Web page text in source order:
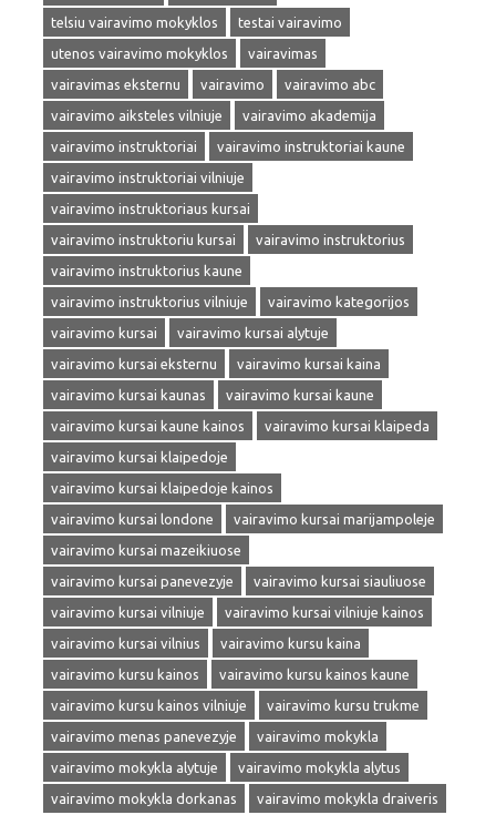
telsiu vairavimo mokyklos
testai vairavimo
utenos vairavimo mokyklos
vairavimas
vairavimas eksternu
vairavimo
vairavimo abc
vairavimo aiksteles vilniuje
vairavimo akademija
vairavimo instruktoriai
vairavimo instruktoriai kaune
vairavimo instruktoriai vilniuje
vairavimo instruktoriaus kursai
vairavimo instruktoriu kursai
vairavimo instruktorius
vairavimo instruktorius kaune
vairavimo instruktorius vilniuje
vairavimo kategorijos
vairavimo kursai
vairavimo kursai alytuje
vairavimo kursai eksternu
vairavimo kursai kaina
vairavimo kursai kaunas
vairavimo kursai kaune
vairavimo kursai kaune kainos
vairavimo kursai klaipeda
vairavimo kursai klaipedoje
vairavimo kursai klaipedoje kainos
vairavimo kursai londone
vairavimo kursai marijampoleje
vairavimo kursai mazeikiuose
vairavimo kursai panevezyje
vairavimo kursai siauliuose
vairavimo kursai vilniuje
vairavimo kursai vilniuje kainos
vairavimo kursai vilnius
vairavimo kursu kaina
vairavimo kursu kainos
vairavimo kursu kainos kaune
vairavimo kursu kainos vilniuje
vairavimo kursu trukme
vairavimo menas panevezyje
vairavimo mokykla
vairavimo mokykla alytuje
vairavimo mokykla alytus
vairavimo mokykla dorkanas
vairavimo mokykla draiveris